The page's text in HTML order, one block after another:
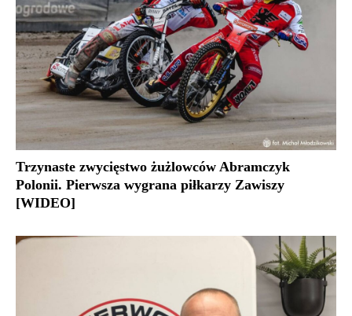
Trzynaste zwycięstwo żużlowców Abramczyk
Polonii. Pierwsza wygrana piłkarzy Zawiszy
[WIDEO]